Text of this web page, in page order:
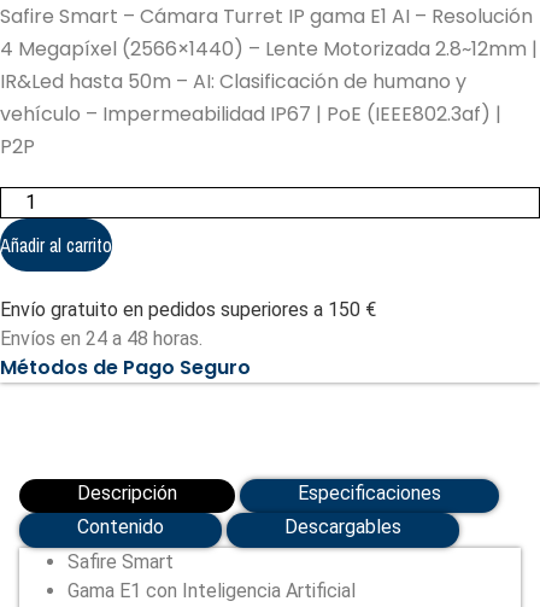
Safire Smart – Cámara Turret IP gama E1 AI – Resolución
4 Megapíxel (2566×1440) – Lente Motorizada 2.8~12mm |
IR&Led hasta 50m – AI: Clasificación de humano y
vehículo – Impermeabilidad IP67 | PoE (IEEE802.3af) |
P2P
Safire
Smart
-
Cámara
Turret
gama
E1
AI
(SF-
IPT511ZA-
Añadir al carrito
Envío gratuito en pedidos superiores a 150 €
Envíos en 24 a 48 horas.
Métodos de Pago Seguro
Descripción
Especificaciones
Contenido
Descargables
Safire Smart
Gama E1 con Inteligencia Artificial